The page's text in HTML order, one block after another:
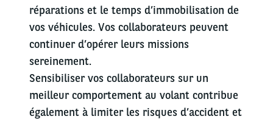
réparations et le temps d’immobilisation de
vos véhicules. Vos collaborateurs peuvent
continuer d’opérer leurs missions
sereinement.
Sensibiliser vos collaborateurs sur un
meilleur comportement au volant contribue
également à limiter les risques d’accident et